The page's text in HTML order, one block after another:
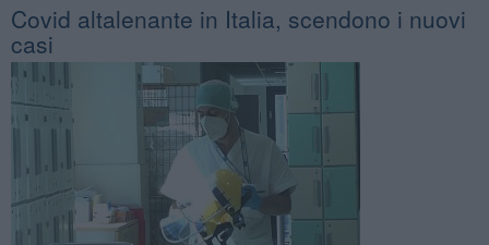
Covid altalenante in Italia, scendono i nuovi
casi